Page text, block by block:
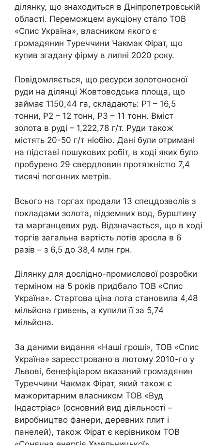
ділянку, що знаходиться в Дніпропетровській
області. Переможцем аукціону стало ТОВ
«Спис Україна», власником якого є
громадянин Туреччини Чакмак Фірат, що
купив згадану фірму в липні 2020 року.
Повідомляється, що ресурси золотоносної
руди на ділянці Жовтоводська площа, що
займає 1150,44 га, складають: P1 – 16,5
тонни, Р2 – 12 тонн, P3 – 11 тонн. Вміст
золота в руді – 1,222,78 г/т. Руди також
містять 20-50 г/т ніобію. Дані були отримані
на підставі пошукових робіт, в ході яких було
пробурено 29 свердловин протяжністю 7,4
тисячі погонних метрів.
Всього на торгах продали 13 спецдозволів з
покладами золота, підземних вод, бурштину
та марганцевих руд. Відзначається, що в ході
торгів загальна вартість лотів зросла в 6
разів – з 6,5 до 38,4 млн грн.
Ділянку для дослідно-промислової розробки
терміном на 5 років придбало ТОВ «Спис
Україна». Стартова ціна лота становила 4,48
мільйона гривень, а купили її за 5,74
мільйона.
За даними видання «Наші гроші», ТОВ «Спис
Україна» зареєстровано в лютому 2010-го у
Львові, бенефіціаром вказаний громадянин
Туреччини Чакмак Фірат, який також є
мажоритарним власником ТОВ «Вуд
Індастріас» (основний вид діяльності –
виробництво фанери, деревних плит і
панелей), також Фірат є керівником ТОВ